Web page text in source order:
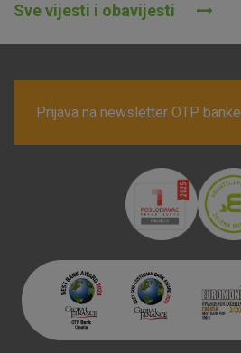
Sve vijesti i obavijesti
Prijava na newsletter OTP banke